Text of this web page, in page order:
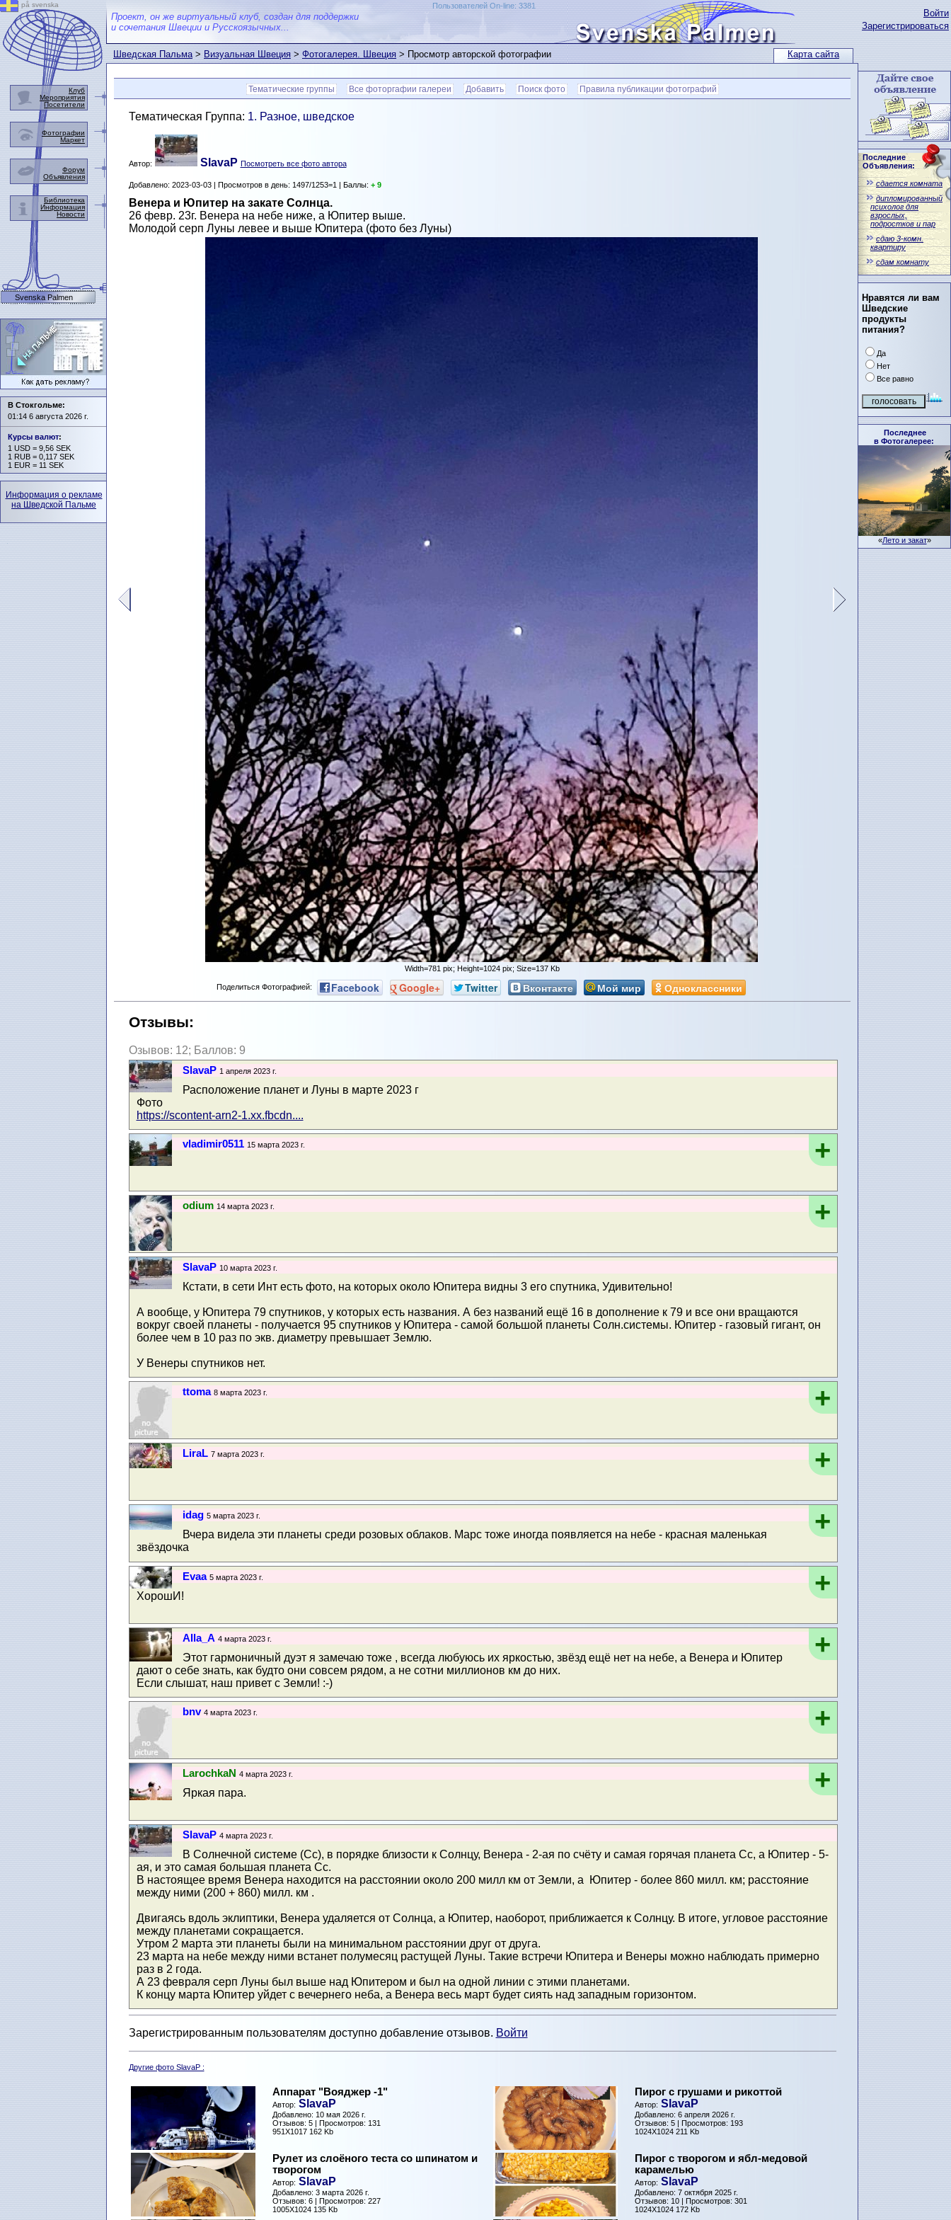
Карта сайта
Войти
Зарегистрироваться
Последние
Объявления:
сдается комната
дипломированный
психолог для
взрослых,
подростков и пар
сдаю 3-комн.
квартиру
сдам комнату
Нравятся ли вам
Шведские
продукты
питания?
Да
Нет
Все равно
Последнее
в Фотогалерее:
«Лето и закат»
Проект, он же виртуальный клуб, создан для поддержки
и сочетания Швеции и Русскоязычных...
Пользователей On-line: 3381
Шведская Пальма>Визуальная Швеция>Фотогалерея. Швеция> Просмотр авторской фотографии
Тематические группы Все фоторгафии галереи Добавить Поиск фото Правила публикации фотографий
Тематическая Группа: 1. Разное, шведское
Автор: SlavaP Посмотреть все фото автора
Добавлено: 2023-03-03 | Просмотров в день: 1497/1253=1 | Баллы: + 9
Венера и Юпитер на закате Солнца.
26 февр. 23г. Венера на небе ниже, а Юпитер выше.
Молодой серп Луны левее и выше Юпитера (фото без Луны)
Width=781 pix; Height=1024 pix; Size=137 Kb
Поделиться Фотографией: Facebook Google+ Twitter Вконтакте Мой мир Одноклассники
Отзывы:
Озывов: 12; Баллов: 9
SlavaP 1 апреля 2023 г.
Расположение планет и Луны в марте 2023 г
Фото
https://scontent-arn2-1.xx.fbcdn....
+
vladimir0511 15 марта 2023 г.
+
odium 14 марта 2023 г.
SlavaP 10 марта 2023 г.
Кстати, в сети Инт есть фото, на которых около Юпитера видны 3 его спутника, Удивительно!
А вообще, у Юпитера 79 спутников, у которых есть названия. А без названий ещё 16 в дополнение к 79 и все они вращаются
вокруг своей планеты - получается 95 спутников у Юпитера - самой большой планеты Солн.системы. Юпитер - газовый гигант, он
более чем в 10 раз по экв. диаметру превышает Землю.
У Венеры спутников нет.
+
ttoma 8 марта 2023 г.
+
LiraL 7 марта 2023 г.
+
idag 5 марта 2023 г.
Вчера видела эти планеты среди розовых облаков. Марс тоже иногда появляется на небе - красная маленькая
звёздочка
+
Evaa 5 марта 2023 г.
ХорошИ!
+
Alla_A 4 марта 2023 г.
Этот гармоничный дуэт я замечаю тоже , всегда любуюсь их яркостью, звёзд ещё нет на небе, а Венера и Юпитер
дают о себе знать, как будто они совсем рядом, а не сотни миллионов км до них.
Если слышат, наш привет с Земли! :-)
+
bnv 4 марта 2023 г.
+
LarochkaN 4 марта 2023 г.
Яркая пара.
SlavaP 4 марта 2023 г.
В Солнечной системе (Сс), в порядке близости к Солнцу, Венера - 2-ая по счёту и самая горячая планета Сс, а Юпитер - 5-
ая, и это самая большая планета Сс.
В настоящее время Венера находится на расстоянии около 200 милл км от Земли, а Юпитер - более 860 милл. км; расстояние
между ними (200 + 860) милл. км .
Двигаясь вдоль эклиптики, Венера удаляется от Солнца, а Юпитер, наоборот, приближается к Солнцу. В итоге, угловое расстояние
между планетами сокращается.
Утром 2 марта эти планеты были на минимальном расстоянии друг от друга.
23 марта на небе между ними встанет полумесяц растущей Луны. Такие встречи Юпитера и Венеры можно наблюдать примерно
раз в 2 года.
А 23 февраля серп Луны был выше над Юпитером и был на одной линии с этими планетами.
К концу марта Юпитер уйдет с вечернего неба, а Венера весь март будет сиять над западным горизонтом.
Зарегистрированным пользователям доступно добавление отзывов. Войти
Другие фото SlavaP :
Аппарат "Вояджер -1"
Автор: SlavaP
Добавлено: 10 мая 2026 г.
Отзывов: 5 | Просмотров: 131
951X1017 162 Kb
Пирог с грушами и рикоттой
Автор: SlavaP
Добавлено: 6 апреля 2026 г.
Отзывов: 5 | Просмотров: 193
1024X1024 211 Kb
Рулет из слоёного теста со шпинатом и
творогом
Автор: SlavaP
Добавлено: 3 марта 2026 г.
Отзывов: 6 | Просмотров: 227
1005X1024 135 Kb
Пирог с творогом и ябл-медовой
карамелью
Автор: SlavaP
Добавлено: 7 октября 2025 г.
Отзывов: 10 | Просмотров: 301
1024X1024 172 Kb
på svenska
Клуб
Мероприятия
Посетители
Фотографии
Маркет
Форум
Объявления
Библиотека
Информация
Новости
Svenska Palmen
В Стокгольме:
01:14 6 августа 2026 г.
Курсы валют:
1 USD = 9,56 SEK
1 RUB = 0,117 SEK
1 EUR = 11 SEK
Информация о рекламе
на Шведской Пальме